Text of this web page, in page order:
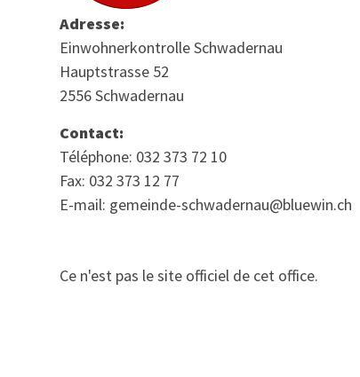
Adresse:
Einwohnerkontrolle Schwadernau
Hauptstrasse 52
2556 Schwadernau
Contact:
Téléphone: 032 373 72 10
Fax: 032 373 12 77
E-mail: gemeinde-schwadernau@bluewin.ch
Ce n'est pas le site officiel de cet office.